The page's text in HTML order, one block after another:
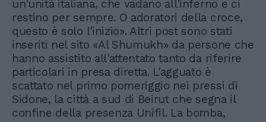
un'unità italiana, che vadano all'inferno e ci
restino per sempre. O adoratori della croce,
questo è solo l'inizio». Altri post sono stati
inseriti nel sito «Al Shumukh» da persone che
hanno assistito all'attentato tanto da riferire
particolari in presa diretta. L'agguato è
scattato nel primo pomeriggio nei pressi di
Sidone, la città a sud di Beirut che segna il
confine della presenza Unifil. La bomba,